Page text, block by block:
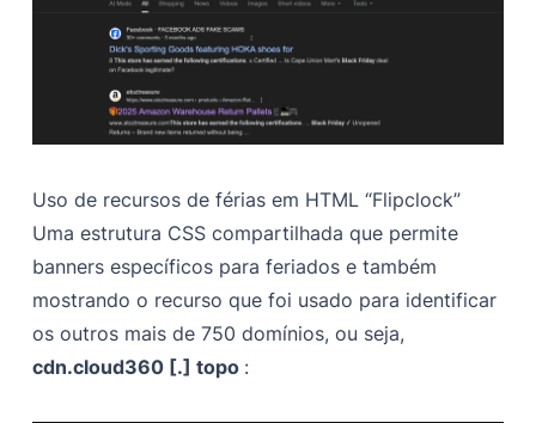
Uso de recursos de férias em HTML “Flipclock”
Uma estrutura CSS compartilhada que permite
banners específicos para feriados e também
mostrando o recurso que foi usado para identificar
os outros mais de 750 domínios, ou seja,
cdn.cloud360 [.] topo :